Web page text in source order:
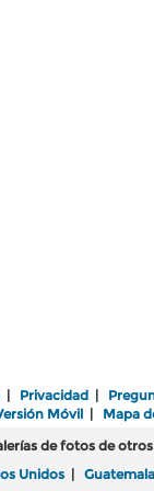
| Privacidad |
Móvil| Mapa
de fotos de otros
Unidos | Guatemala